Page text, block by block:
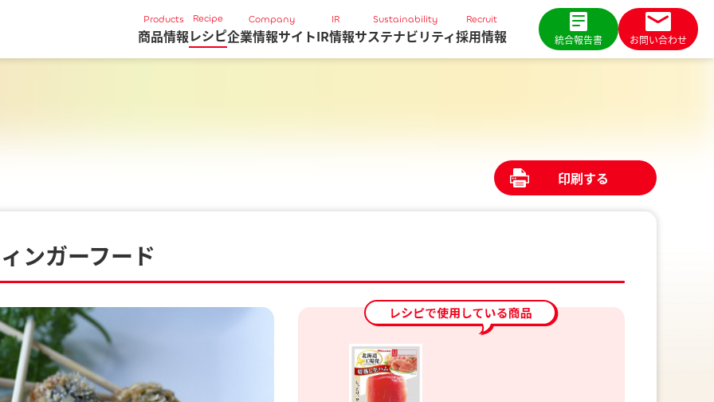
Products
商品情報
Recipe
レシピ
Company
企業情報サイト
IR
IR情報
Sustainability
サステナビリティ
Recruit
採用情報 統合報告書 お問い合わせ
印刷する
ンガーフード